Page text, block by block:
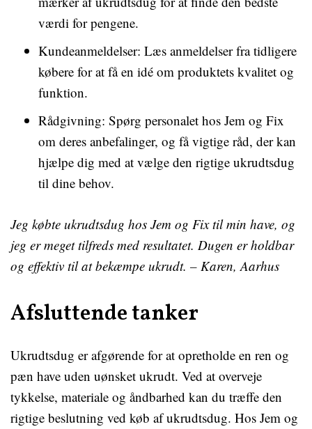
værdi for pengene.
Kundeanmeldelser: Læs anmeldelser fra tidligere
købere for at få en idé om produktets kvalitet og
funktion.
Rådgivning: Spørg personalet hos Jem og Fix
om deres anbefalinger, og få vigtige råd, der kan
hjælpe dig med at vælge den rigtige ukrudtsdug
til dine behov.
Jeg købte ukrudtsdug hos Jem og Fix til min have, og
jeg er meget tilfreds med resultatet. Dugen er holdbar
og effektiv til at bekæmpe ukrudt. – Karen, Aarhus
Afsluttende tanker
Ukrudtsdug er afgørende for at opretholde en ren og
pæn have uden uønsket ukrudt. Ved at overveje
tykkelse, materiale og åndbarhed kan du træffe den
rigtige beslutning ved køb af ukrudtsdug. Hos Jem og